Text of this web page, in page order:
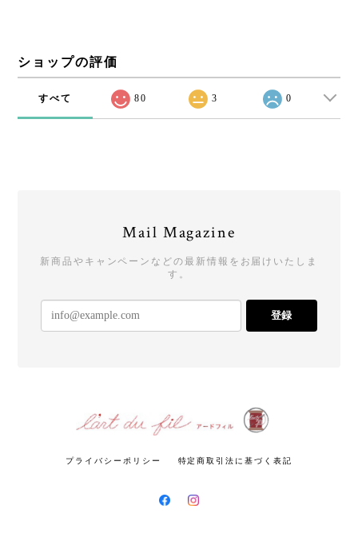
ショップの評価
すべて 80 3 0
Mail Magazine
新商品やキャンペーンなどの最新情報をお届けいたしま
す。
登録
プライバシーポリシー 特定商取引法に基づく表記